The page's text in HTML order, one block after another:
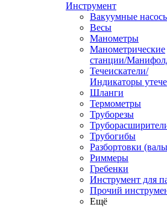
Инструмент
Вакуумные
Весы
Манометры
Манометрические
станции/
Течеискатели/
Индикаторы
Шланги
Термометры
Труборезы
Трубогибы
Разбортовки
Риммеры
Гребенки
Инструмент для
Прочий
Ещё